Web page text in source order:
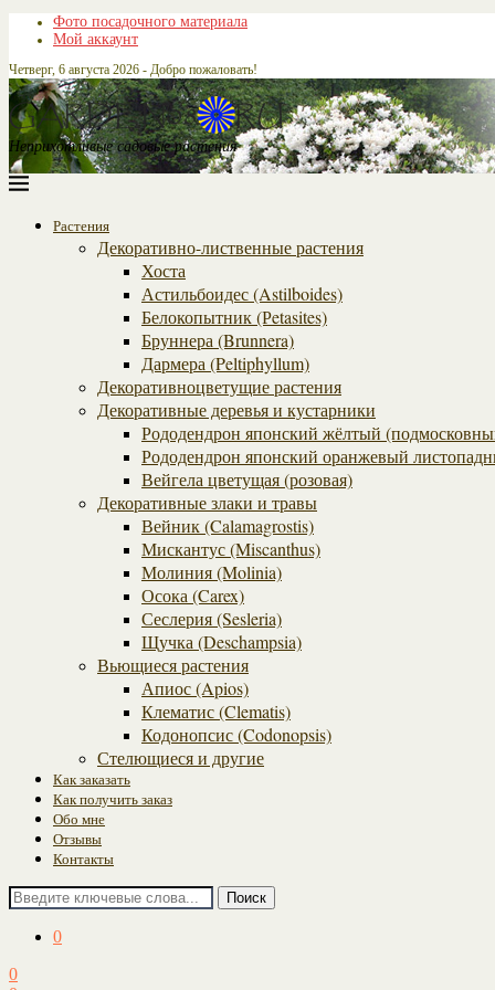
Фото посадочного материала
Мой аккаунт
Четверг, 6 августа 2026 - Добро пожаловать!
Неприхотливые садовые растения
Растения
Декоративно-лиственные растения
Хоста
Астильбоидес (Astilboides)
Белокопытник (Рetasites)
Бруннера (Brunnera)
Дармера (Peltiphyllum)
Декоративноцветущие растения
Декоративные деревья и кустарники
Рододендрон японский жёлтый
Рододендрон японский оранжевый
Вейгела цветущая (розовая)
Декоративные злаки и травы
Вейник (Calamagrostis)
Мискантус (Miscanthus)
Молиния (Molinia)
Осока (Carex)
Сеслерия (Sesleria)
Щучка (Deschampsia)
Вьющиеся растения
Апиос (Apios)
Клематис (Clematis)
Кодонопсис (Codonopsis)
Стелющиеся и другие
Как заказать
Как получить заказ
Обо мне
Отзывы
Контакты
Поиск
0
0